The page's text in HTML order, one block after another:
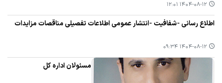
۱۴۰۴-۰۸-۱۲ ۱۲:۰۱
اطلاع رسانی -شفافیت -انتشار عمومی اطلاعات تفصیلی مناقصات مزایدات
۱۴۰۴-۰۸-۱۲ ۰۹:۳۴
مسئولان اداره کل